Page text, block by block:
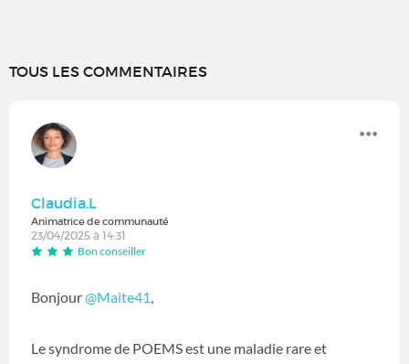
TOUS LES COMMENTAIRES
Claudia.L
Animatrice de communauté
23/04/2025 à 14:31
Bon conseiller
Bonjour@Maite41,
Le syndrome de POEMS est une maladie rare et